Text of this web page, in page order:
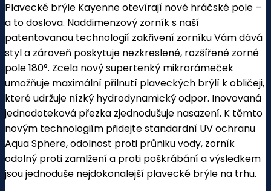
Plavecké brýle Kayenne otevírají nové hráčské pole –
a to doslova. Naddimenzový zorník s naší
patentovanou technologií zakřivení zorníku Vám dává
styl a zároveň poskytuje nezkreslené, rozšířené zorné
pole 180°. Zcela nový supertenký mikrorámeček
umožňuje maximální přilnutí plaveckých brýlí k obličeji,
které udržuje nízký hydrodynamický odpor. Inovovaná
jednodoteková přezka zjednodušuje nasazení. K těmto
novým technologiím přidejte standardní UV ochranu
Aqua Sphere, odolnost proti průniku vody, zorník
odolný proti zamlžení a proti poškrábání a výsledkem
jsou jednoduše nejdokonalejší plavecké brýle na trhu.